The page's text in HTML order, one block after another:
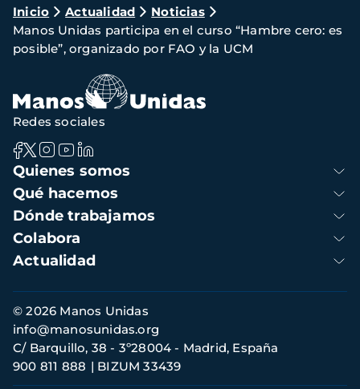
Ruta
de
navegación
Inicio Actualidad
Noticias
Manos Unidas participa en el curso “Hambre cero: es
posible”, organizado por FAO y la UCM
Navegación
principal
Quienes somos
Qué hacemos
Dónde trabajamos
Colabora
Actualidad
Redes sociales
Información
de
contacto
© 2026 Manos Unidas
C/ Barquillo, 38 - 3º28004 - Madrid, España
900 811 888
BIZUM 33439
info@manosunidas.org